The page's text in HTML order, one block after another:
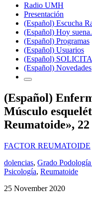
Radio UMH
Presentación
(Español) Escucha
(Español) Hoy
(Español) Programas
(Español) Usuarios
(Español)
(Español) Novedades
(Español)
Músculo
Reumatoide»,
FACTOR REUMATOIDE
dolencias, Grado
Psicología, Reumatoide
25 November 2020